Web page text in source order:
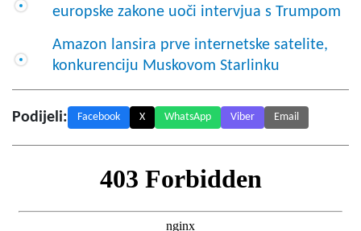
europske zakone uoči intervjua s Trumpom
Amazon lansira prve internetske satelite,
konkurenciju Muskovom Starlinku
Podijeli: Facebook X WhatsApp Viber Email